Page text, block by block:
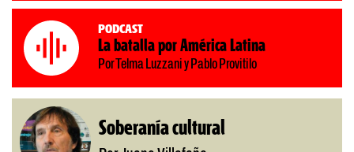
Podcast
La batalla por América Latina
Por Telma Luzzani y Pablo Provitilo
Soberanía cultural